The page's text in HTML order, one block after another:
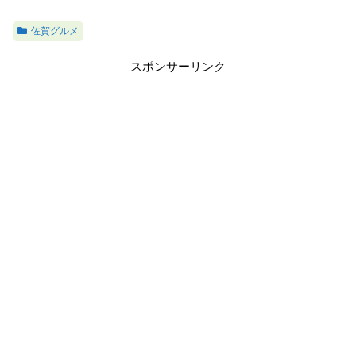
佐賀グルメ
スポンサーリンク